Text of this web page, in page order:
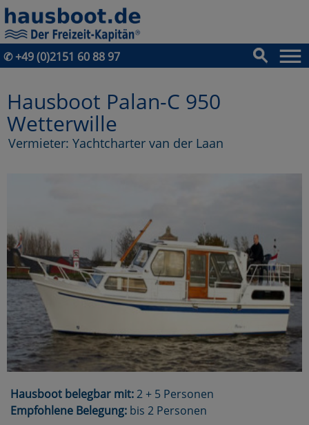
✆ +49 (0)2151 60 88 97
Hausboot Palan-C 950
Wetterwille
Vermieter: Yachtcharter van der Laan
Hausboot belegbar mit:2 + 5 Personen
Empfohlene Belegung: bis 2 Personen